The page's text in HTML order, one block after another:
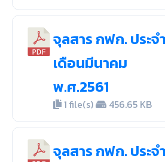
จุลสาร กฟก. ประจำ
เดือนมีนาคม
พ.ศ.2561
1 file(s) 456.65 KB
จุลสาร กฟก. ประจำ